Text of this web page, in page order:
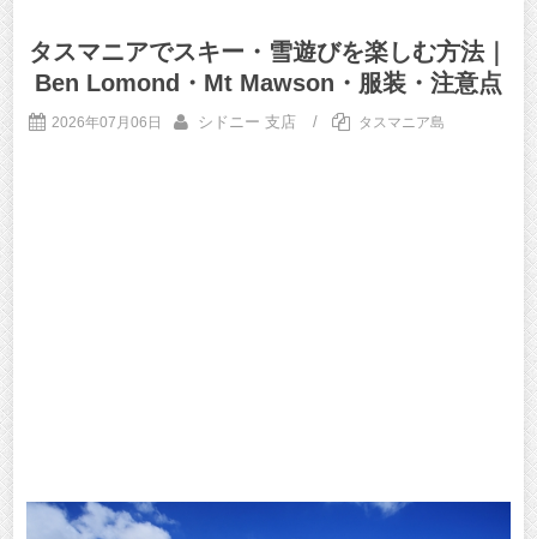
タスマニアでスキー・雪遊びを楽しむ方法｜
Ben Lomond・Mt Mawson・服装・注意点
2026年07月06日 シドニー 支店 / タスマニア島